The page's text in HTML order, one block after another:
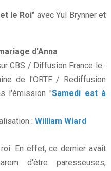
le Roi" avec Yul Brynner et
d'Anna
CBS / Diffusion France le :
de l'ORTF / Rediffusion
l'émission "Samedi est à
: William Wiard
En effet, ce dernier avait
d'être paresseuses,